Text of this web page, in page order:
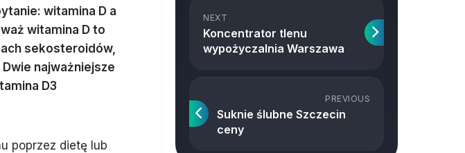
witamina D a
witamina D to
sekosteroidów,
najważniejsze
D3
poprzez dietę lub
NEXT
Koncentrator tlenu
wypożyczalnia Warszawa
PREVIOUS
Suknie ślubne Szczecin
ceny